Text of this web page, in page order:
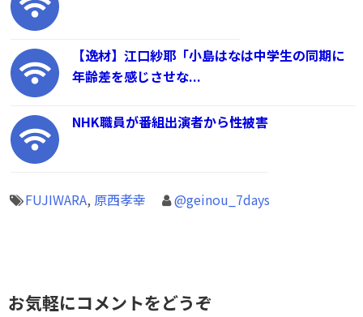
【逸材】江口紗耶「小島はなは中学生の同期に
年齢差を感じさせな...
NHK職員が番組出演者から性被害
FUJIWARA, 原西孝幸 @geinou_7days
お気軽にコメントをどうぞ